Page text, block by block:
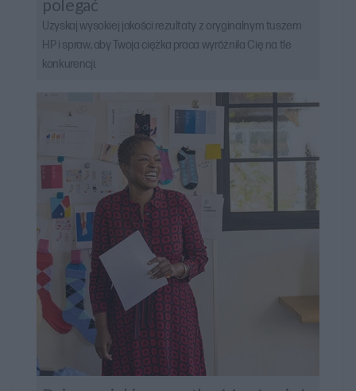
polegać
Uzyskaj wysokiej jakości rezultaty z oryginalnym tuszem
HP i spraw, aby Twoja ciężka praca wyróżniła Cię na tle
konkurencji.